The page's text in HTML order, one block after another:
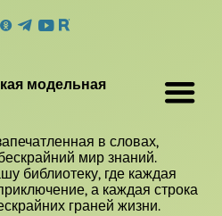
модельная
в словах,
мир знаний.
библиотеку, где каждая
а каждая строка
граней жизни.